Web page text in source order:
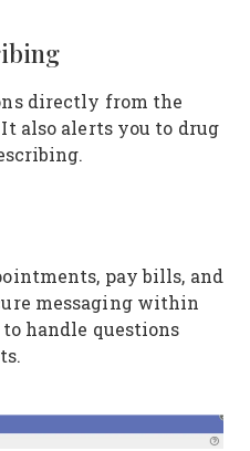
directly from the
also alerts you to drug
pay bills, and
messaging within
handle questions